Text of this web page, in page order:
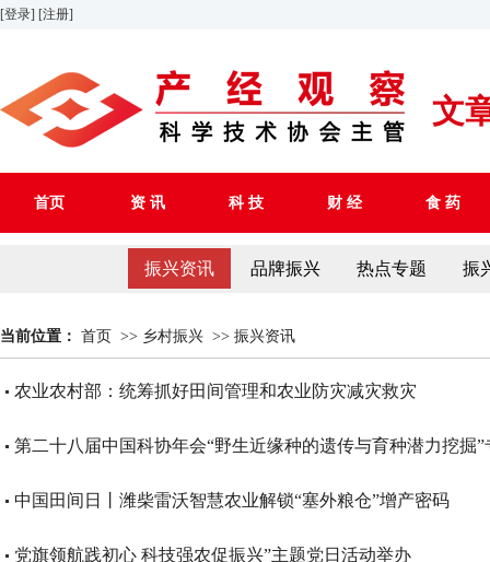
[登录] [注册]
文
首页 资 讯 科 技 财 经 食 药
振兴资讯 品牌振兴 热点专题 振
当前位置： 首页 >> 乡村振兴 >> 振兴资讯
农业农村部：统筹抓好田间管理和农业防灾减灾救灾
第二十八届中国科协年会“野生近缘种的遗传与育种潜力挖掘
中国田间日丨潍柴雷沃智慧农业解锁“塞外粮仓”增产密码​
党旗领航践初心 科技强农促振兴”主题党日活动举办